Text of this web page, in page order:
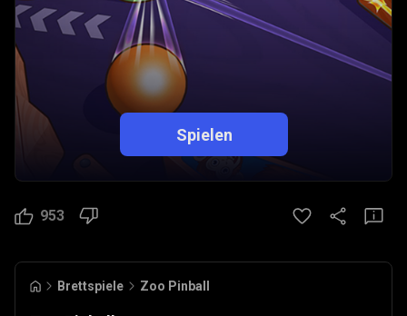
Spielen
953
Brettspiele Zoo Pinball